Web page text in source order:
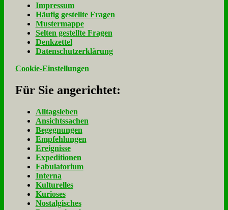
Im­pres­sum
Häu­fig ge­stell­te Fra­gen
Mu­ster­map­pe
Sel­ten ge­stell­te Fra­gen
Denk­zet­tel
Da­ten­schutz­er­klä­rung
Cookie-Einstellungen
Für Sie an­ge­rich­tet:
Alltagsleben
Ansichtssachen
Begegnungen
Empfehlungen
Ereignisse
Expeditionen
Fabulatorium
Interna
Kulturelles
Kurioses
Nostalgisches